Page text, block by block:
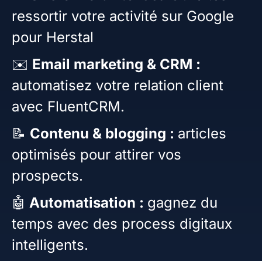
ressortir votre activité sur Google
pour Herstal
✉️ Email marketing & CRM :
automatisez votre relation client
avec FluentCRM.
📝 Contenu & blogging : articles
optimisés pour attirer vos
prospects.
🤖 Automatisation : gagnez du
temps avec des process digitaux
intelligents.